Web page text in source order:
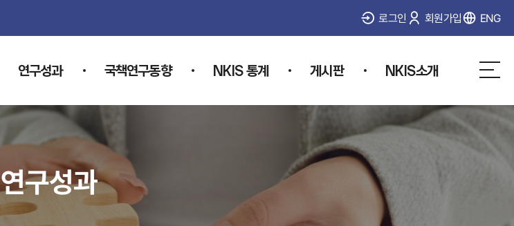
로그인 회원가입 ENG
연구성과 국책연구동향 NKIS 통계 게시판 NKIS소개
사
트
연구성과